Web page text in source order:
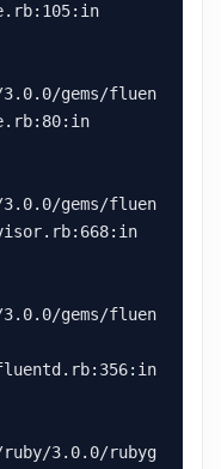
gems/fluen
gems/fluen
gems/fluen
3.0.0/rubyg